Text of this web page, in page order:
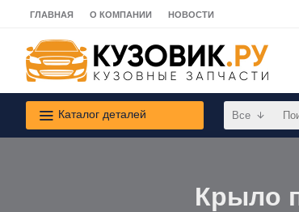
ГЛАВНАЯ О КОМПАНИИ НОВОСТИ
Каталог деталей Все
Крыло